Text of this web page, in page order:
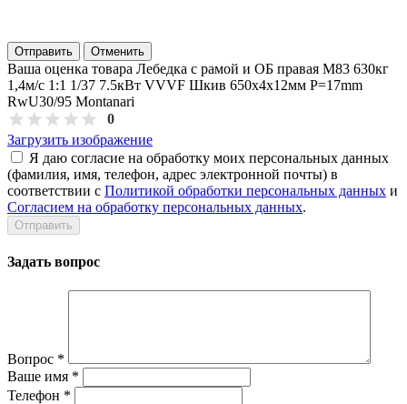
Отправить Отменить
Ваша оценка товара Лебедка с рамой и ОБ правая М83 630кг
1,4м/с 1:1 1/37 7.5кВт VVVF Шкив 650х4x12мм P=17mm
RwU30/95 Montanari
0
Загрузить изображение
Я даю согласие на обработку моих персональных данных
(фамилия, имя, телефон, адрес электронной почты) в
соответствии с Политикой обработки персональных данных и
Согласием на обработку персональных данных.
Задать вопрос
Вопрос *
Ваше имя *
Телефон *